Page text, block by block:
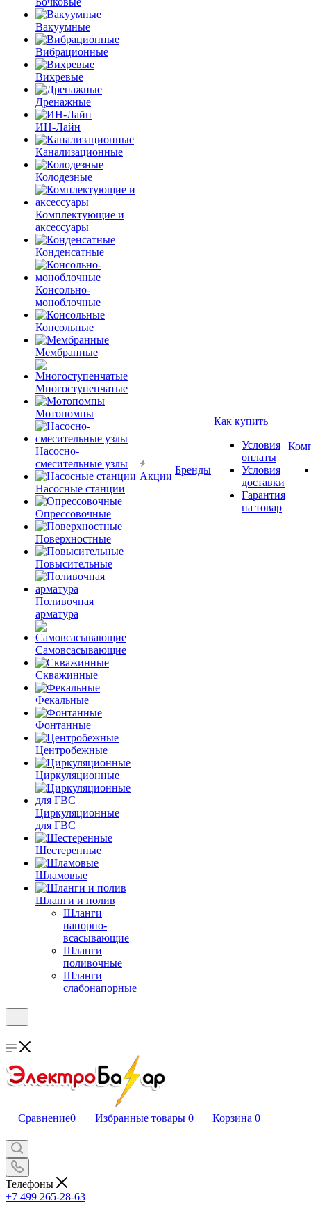
Вакуумные
Вибрационные
Вихревые
Дренажные
ИН-Лайн
Канализационные
Колодезные
Комплектующие и
аксессуары
Конденсатные
Консольно-
моноблочные
Консольные
Мембранные
Многоступенчатые
Мотопомпы
Насосно-
смесительные узлы
Насосные станции
Опрессовочные
Поверхностные
Повысительные
Поливочная
арматура
Самовсасывающие
Скважинные
Фекальные
Фонтанные
Центробежные
Циркуляционные
Циркуляционные
для ГВС
Шестеренные
Шламовые
Шланги и полив
Шланги
напорно-
всасывающие
Шланги
поливочные
Шланги
слабонапорные
Акции
Бренды
Как купить
Условия
оплаты
Условия
доставки
Гарантия
на товар
Сравнение0 Избранные товары 0 Корзина 0
Телефоны
+7 499 265-28-63